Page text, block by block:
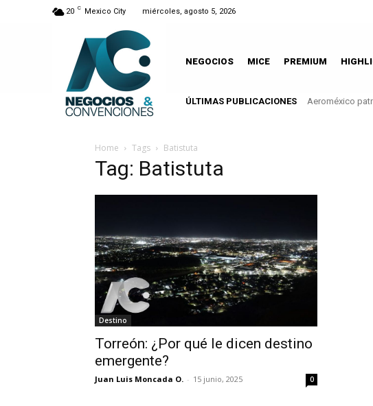
20 C Mexico City miércoles, agosto 5, 2026
NEGOCIOS MICE PREMIUM
ÚLTIMAS PUBLICACIONES Aeroméxico
Home Tags Batistuta
Tag: Batistuta
Destino
Torreón: ¿Por qué le dicen destino
emergente?
Juan Luis Moncada O. - 15 junio, 2025 0